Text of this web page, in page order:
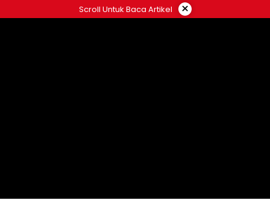
ke
Scroll Untuk Baca Artikel ×